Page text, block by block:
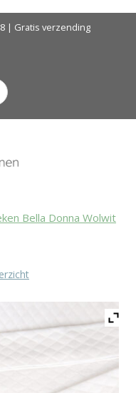
| Gratis verzending
Bella Donna Wolwit